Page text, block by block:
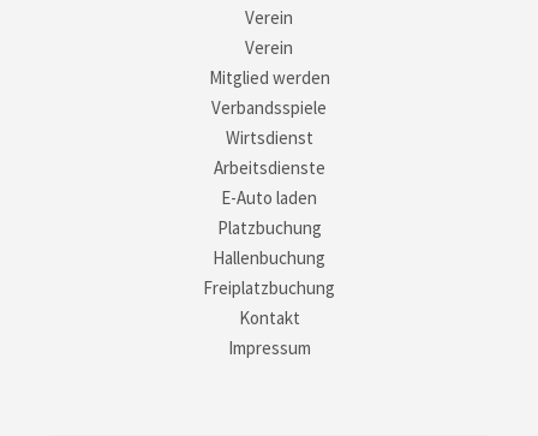
Verein
Verein
Mitglied werden
Verbandsspiele
Wirtsdienst
Arbeitsdienste
E-Auto laden
Platzbuchung
Hallenbuchung
Freiplatzbuchung
Kontakt
Impressum